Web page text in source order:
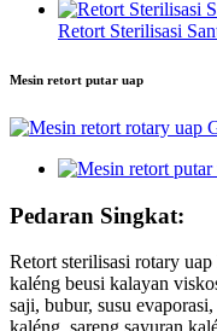
Retort Sterilisasi
Mesin retort putar uap
Pedaran Singkat:
Retort sterilisasi rotary
kaléng beusi kalayan
saji, bubur, susu